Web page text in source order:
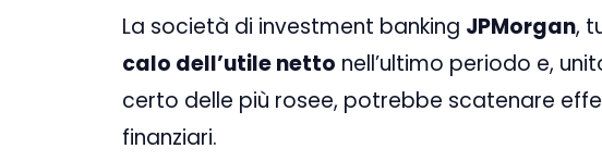
La società di investment banking JPMorgan,
calo dell’utile netto nell’ultimo periodo e,
certo delle più rosee, potrebbe scatenare
finanziari.